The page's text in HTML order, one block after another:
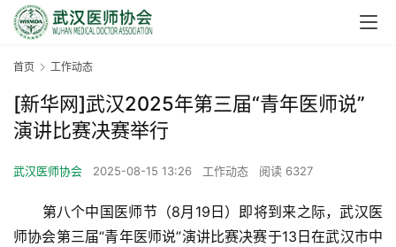
首页 工作动态
[新华网]武汉2025年第三届“青年医师说”
演讲比赛决赛举行
武汉医师协会 2025-08-15 13:26 工作动态 阅读 6327
第八个中国医师节（8月19日）即将到来之际，武汉医
师协会第三届“青年医师说”演讲比赛决赛于13日在武汉市中